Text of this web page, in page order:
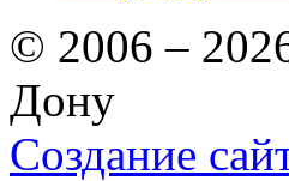
© 2006 –
Дону
Создание